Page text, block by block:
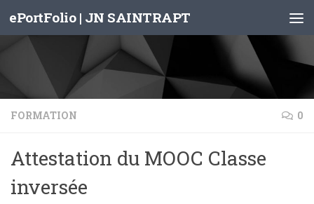
Skip to content
ePortFolio | JN SAINTRAPT
FORMATION 0
Attestation du MOOC Classe
inversée